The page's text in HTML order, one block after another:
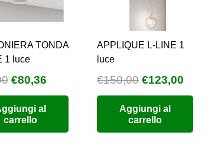
TONDA
1 luce
Il
prezzo
originale
era:
€80,36Il
prezzo
attuale
al
carrello
APPLIQUE L-LINE 1
luce
€150,00 Il
prezzo
originale
era:
€123,00
prezzo
Aggiungi al
carrello